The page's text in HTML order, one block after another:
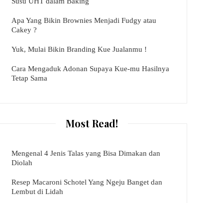
Apa Yang Bikin Brownies Menjadi Fudgy atau
Cakey ?
Yuk, Mulai Bikin Branding Kue Jualanmu !
Cara Mengaduk Adonan Supaya Kue-mu Hasilnya
Tetap Sama
Most Read!
Mengenal 4 Jenis Talas yang Bisa Dimakan dan
Diolah
Resep Macaroni Schotel Yang Ngeju Banget dan
Lembut di Lidah